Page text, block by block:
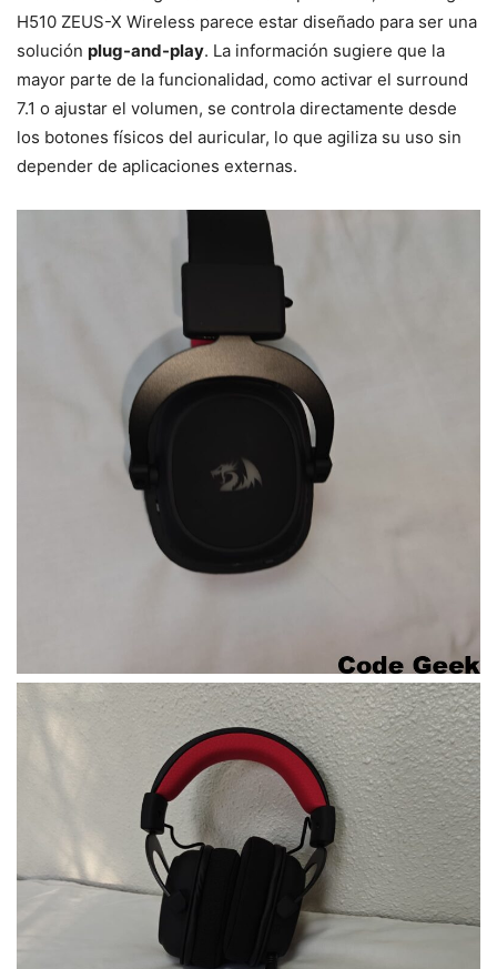
H510 ZEUS-X Wireless parece estar diseñado para ser una
solución plug-and-play. La información sugiere que la
mayor parte de la funcionalidad, como activar el surround
7.1 o ajustar el volumen, se controla directamente desde
los botones físicos del auricular, lo que agiliza su uso sin
depender de aplicaciones externas.